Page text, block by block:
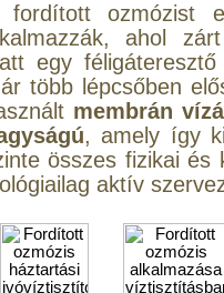
fordított ozmózist
ahol
egy
több lépcsőben
membrán
, amely így
összes fizikai és
aktív